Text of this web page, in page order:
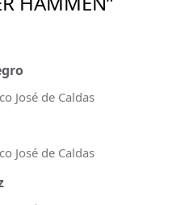
José de Caldas
José de Caldas